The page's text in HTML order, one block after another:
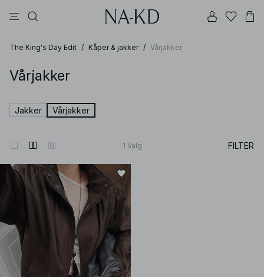
The King's Day Edit / Kåper & jakker / Vårjakker
Vårjakker
Jakker Vårjakker
1 Valg FILTER